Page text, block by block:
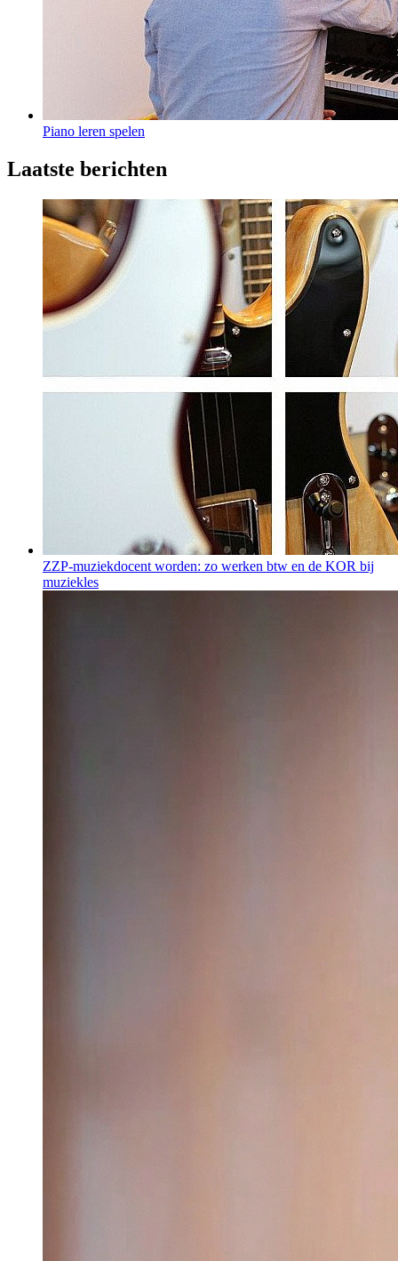
Piano leren spelen
Laatste berichten
ZZP-muziekdocent worden: zo werken btw en de KOR bij
muziekles